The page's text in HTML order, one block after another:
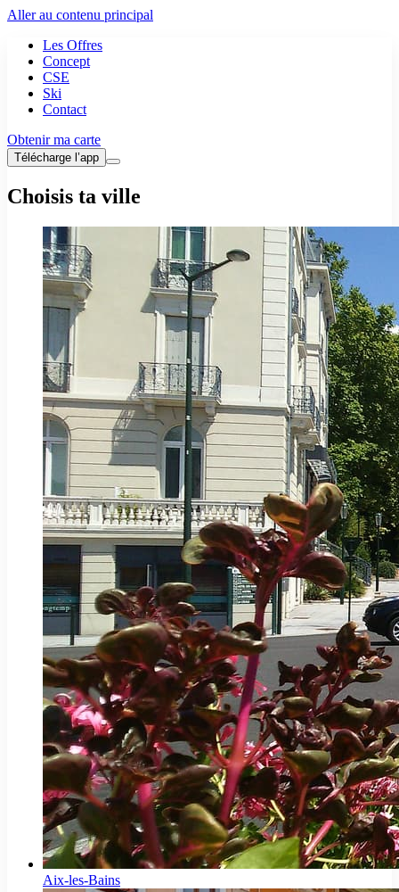
Aller au contenu principal
Les Offres
Concept
CSE
Ski
Contact
Obtenir ma carte
Télécharge l’app
Choisis ta ville
Aix-les-Bains